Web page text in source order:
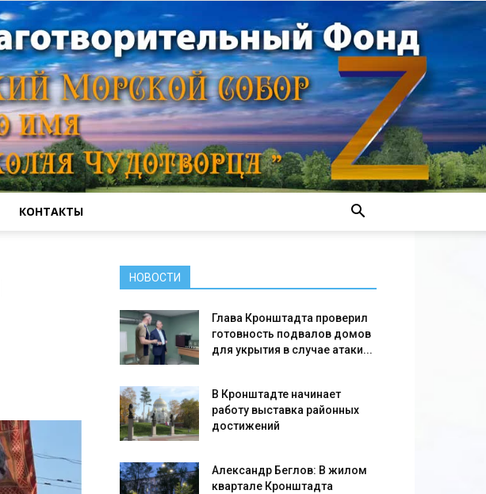
КОНТАКТЫ
НОВОСТИ
Глава Кронштадта проверил
готовность подвалов домов
для укрытия в случае атаки...
В Кронштадте начинает
работу выставка районных
достижений
Александр Беглов: В жилом
квартале Кронштадта